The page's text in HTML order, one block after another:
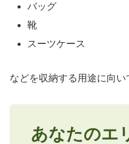
バッグ
靴
スーツケース
などを収納する用途に向い
あなたのエ